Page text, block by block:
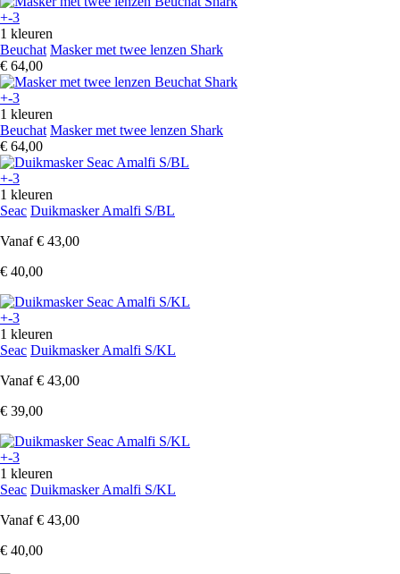
+-3
1 kleuren
Beuchat Masker met twee lenzen Shark
€ 64,00
+-3
1 kleuren
Beuchat Masker met twee lenzen Shark
€ 64,00
+-3
1 kleuren
Seac Duikmasker Amalfi S/BL
Vanaf € 43,00
€ 40,00
+-3
1 kleuren
Seac Duikmasker Amalfi S/KL
Vanaf € 43,00
€ 39,00
+-3
1 kleuren
Seac Duikmasker Amalfi S/KL
Vanaf € 43,00
€ 40,00